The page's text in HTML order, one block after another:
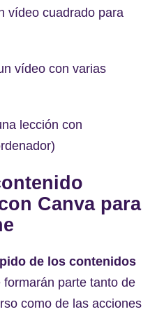
vídeo cuadrado para
vídeo con varias
lección con
Canva para
de los contenidos
parte tanto de
como de las acciones